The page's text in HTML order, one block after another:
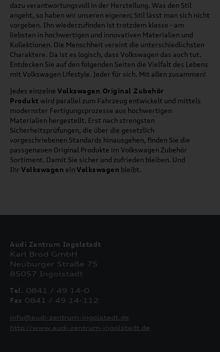
dazu verantwortungsvoll in der Herstellung. Was den Stil
angeht, so haben wir unseren eigenen; Stil lässt man sich nicht
vorgeben. Ihn wiederzufinden ist trotzdem klasse - am
liebsten in hochwertigen und innovativen Materialien und
Kollektionen. Die Menschheit vereint die unterschiedlichsten
Charaktere. Da ist es logisch, dass Volkswagen das auch tut.
Entdecken Sie auf den folgenden Seiten die Vielfalt des Lebens
mit Volkswagen Lifestyle. Jeder für sich. Mit allen zusammen!
Jedes einzelne Volkswagen Original Zubehör
Produkt wird parallel zum Fahrzeug entwickelt und mittels
modernster Fertigungsprozesse aus hochwertigen
Materialien hergestellt. Erst nach strengsten
Sicherheitsprüfungen, die über die gesetzlich
vorgeschriebenen Standards hinausgehen, finden Sie die
passgenauen Original Produkte im Volkswagen Zubehör
Sortiment. Damit Sie sicher und zufrieden bleiben. Und
Ihr Volkswagen ein Volkswagen bleibt.
Audi Zentrum Ingolstadt
Karl Brod GmbH
Neuburger Straße 75
85057 Ingolstadt
Tel. 0841 / 49 14-0
Fax 0841 / 49 14-112
info@audi-zentrum-ingolstadt.de
http://www.audi-zentrum-ingolstadt.de